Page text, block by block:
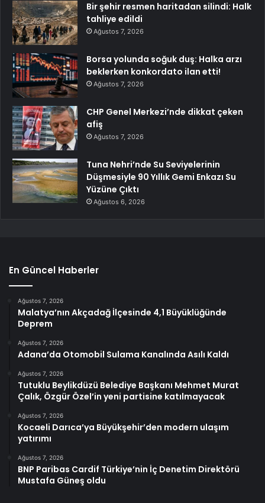
Bir şehir resmen haritadan silindi: Halk
tahliye edildi
Ağustos 7, 2026
Borsa yolunda soğuk duş: Halka arzı
beklerken konkordato ilan etti!
Ağustos 7, 2026
CHP Genel Merkezi’nde dikkat çeken
afiş
Ağustos 7, 2026
Tuna Nehri’nde Su Seviyelerinin
Düşmesiyle 90 Yıllık Gemi Enkazı Su
Yüzüne Çıktı
Ağustos 6, 2026
En Güncel Haberler
Ağustos 7, 2026
Malatya’nın Akçadağ İlçesinde 4,1 Büyüklüğünde
Deprem
Ağustos 7, 2026
Adana’da Otomobil Sulama Kanalında Asılı Kaldı
Ağustos 7, 2026
Tutuklu Beylikdüzü Belediye Başkanı Mehmet Murat
Çalık, Özgür Özel’in yeni partisine katılmayacak
Ağustos 7, 2026
Kocaeli Darıca’ya Büyükşehir’den modern ulaşım
yatırımı
Ağustos 7, 2026
BNP Paribas Cardif Türkiye’nin İç Denetim Direktörü
Mustafa Güneş oldu